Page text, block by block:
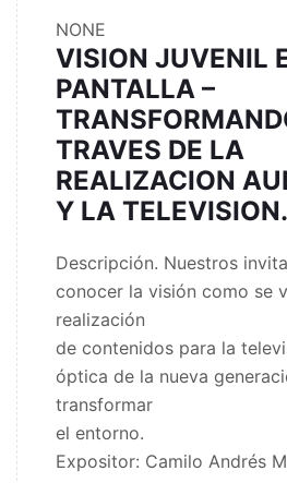
NONE
VISION JUVENIL
PANTALLA –
TRAVES DE LA
REALIZACION
Y LA TELEVISION.
Descripción. Nuestros
conocer la visión como se
realización
de contenidos para la
óptica de la nueva
transformar
el entorno.
Expositor: Camilo Andrés